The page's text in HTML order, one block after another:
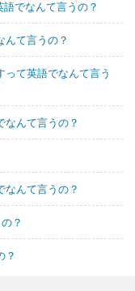
でなんて言うの？
んて言うの？
て英語でなんて言う
なんて言うの？
んて言うの？
？
？